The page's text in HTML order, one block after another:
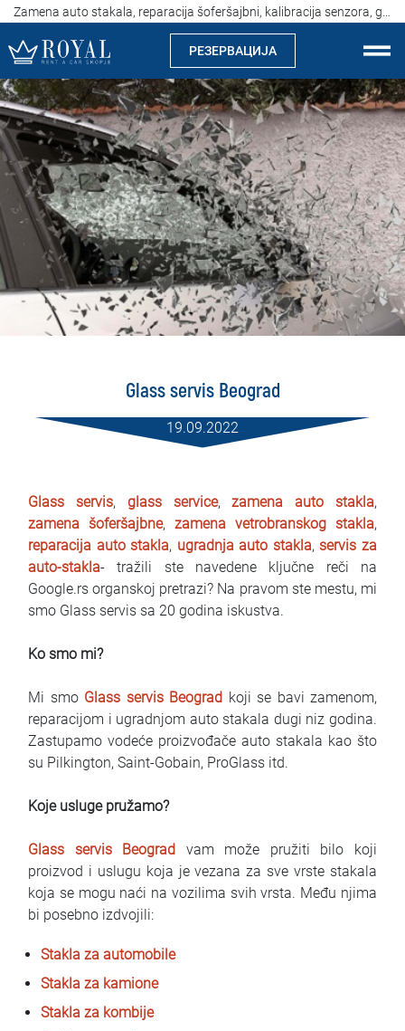
РЕЗЕРВАЦИЈА
Рент а кар Скопје
За нас
Компанија
Истакнуваме
Локации
Изнајмување на автомобили
Услови за изнајмување
Блог
Контакт
MАКЕДОНСКИ
ENGLISH
DEUTSCH
Glass servis Beograd
19.09.2022
Glass servis, glass service,zamena auto stakla,
zamena šoferšajbne, zamena vetrobranskog stakla,
reparacija auto stakla, ugradnja auto stakla,servis za
auto-stakla- tražili ste navedene ključne reči na
Google.rs organskoj pretrazi? Na pravom ste mestu, mi
smo Glass servis sa 20 godina iskustva.
Ko smo mi?
Mi smo Glass servis Beograd koji se bavi zamenom,
reparacijom i ugradnjom auto stakala dugi niz godina.
Zastupamo vodeće proizvođače auto stakala kao što
su Pilkington, Saint-Gobain, ProGlass itd.
Koje usluge pružamo?
Glass servis Beograd vam može pružiti bilo koji
proizvod i uslugu koja je vezana za sve vrste stakala
koja se mogu naći na vozilima svih vrsta. Među njima
bi posebno izdvojili:
Stakla za automobile
Stakla za kamione
Stakla za kombije